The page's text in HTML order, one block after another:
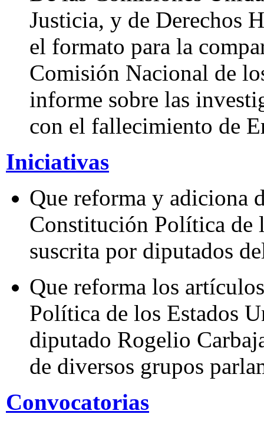
Justicia, y de Derechos
el formato para la
Comisión Nacional de
informe sobre las
con el fallecimiento de
Iniciativas
Que reforma y adiciona
Constitución Política de
suscrita por diputados
Que reforma los
Política de los Estados
diputado Rogelio
de diversos grupos
Convocatorias